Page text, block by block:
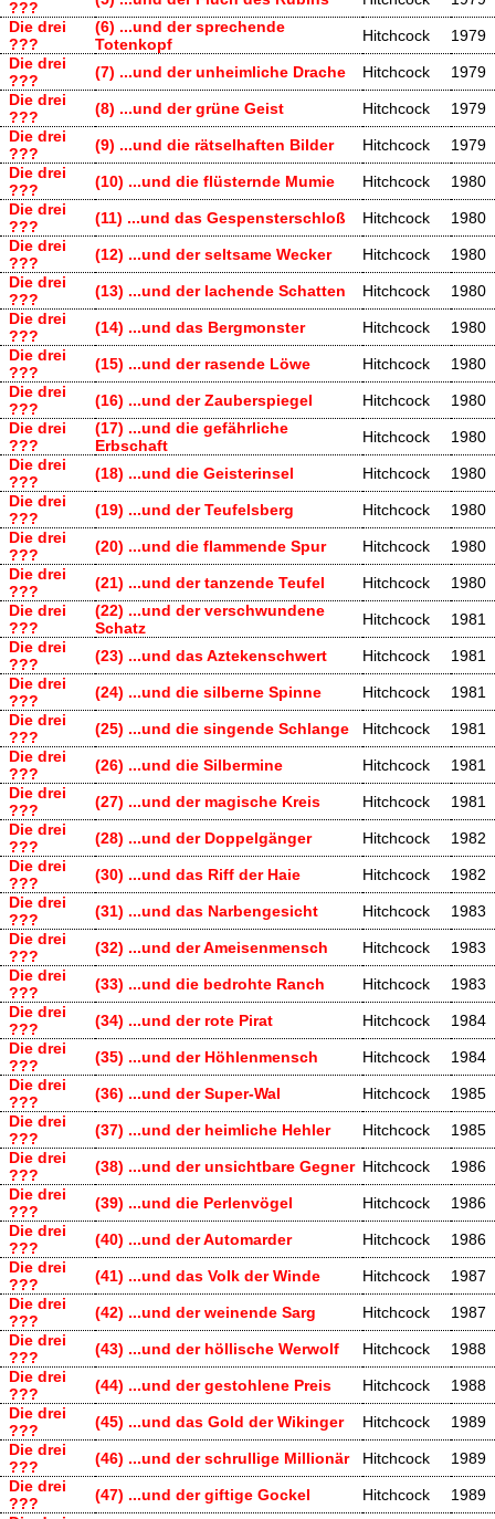
???
Die drei
???
(6) ...und der sprechende
Totenkopf
Hitchcock
1979
Die drei
???
(7) ...und der unheimliche Drache Hitchcock
1979
Die drei
???
(8) ...und der grüne Geist Hitchcock
1979
Die drei
???
(9) ...und die rätselhaften Bilder Hitchcock
1979
Die drei
???
(10) ...und die flüsternde Mumie Hitchcock
1980
Die drei
???
(11) ...und das Gespensterschloß Hitchcock
1980
Die drei
???
(12) ...und der seltsame Wecker Hitchcock
1980
Die drei
???
(13) ...und der lachende Schatten Hitchcock
1980
Die drei
???
(14) ...und das Bergmonster Hitchcock
1980
Die drei
???
(15) ...und der rasende Löwe Hitchcock
1980
Die drei
???
(16) ...und der Zauberspiegel Hitchcock
1980
Die drei
???
(17) ...und die gefährliche
Erbschaft
Hitchcock
1980
Die drei
???
(18) ...und die Geisterinsel Hitchcock
1980
Die drei
???
(19) ...und der Teufelsberg Hitchcock
1980
Die drei
???
(20) ...und die flammende Spur Hitchcock
1980
Die drei
???
(21) ...und der tanzende Teufel Hitchcock
1980
Die drei
???
(22) ...und der verschwundene
Schatz
Hitchcock
1981
Die drei
???
(23) ...und das Aztekenschwert Hitchcock
1981
Die drei
???
(24) ...und die silberne Spinne Hitchcock
1981
Die drei
???
(25) ...und die singende Schlange Hitchcock
1981
Die drei
???
(26) ...und die Silbermine Hitchcock
1981
Die drei
???
(27) ...und der magische Kreis Hitchcock
1981
Die drei
???
(28) ...und der Doppelgänger Hitchcock
1982
Die drei
???
(30) ...und das Riff der Haie Hitchcock
1982
Die drei
???
(31) ...und das Narbengesicht Hitchcock
1983
Die drei
???
(32) ...und der Ameisenmensch Hitchcock
1983
Die drei
???
(33) ...und die bedrohte Ranch Hitchcock
1983
Die drei
???
(34) ...und der rote Pirat Hitchcock
1984
Die drei
???
(35) ...und der Höhlenmensch Hitchcock
1984
Die drei
???
(36) ...und der Super-Wal Hitchcock
1985
Die drei
???
(37) ...und der heimliche Hehler Hitchcock
1985
Die drei
???
(38) ...und der unsichtbare Gegner Hitchcock
1986
Die drei
???
(39) ...und die Perlenvögel Hitchcock
1986
Die drei
???
(40) ...und der Automarder Hitchcock
1986
Die drei
???
(41) ...und das Volk der Winde Hitchcock
1987
Die drei
???
(42) ...und der weinende Sarg Hitchcock
1987
Die drei
???
(43) ...und der höllische Werwolf Hitchcock
1988
Die drei
???
(44) ...und der gestohlene Preis Hitchcock
1988
Die drei
???
(45) ...und das Gold der Wikinger Hitchcock
1989
Die drei
???
(46) ...und der schrullige Millionär Hitchcock
1989
Die drei
???
(47) ...und der giftige Gockel Hitchcock
1989